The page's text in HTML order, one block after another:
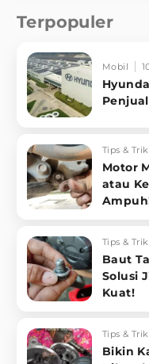
Terpopuler
Mobil
Tips & Trik
Motor
atau
Tips & Trik
Baut
Solusi
Kuat!
Tips & Trik
Bikin